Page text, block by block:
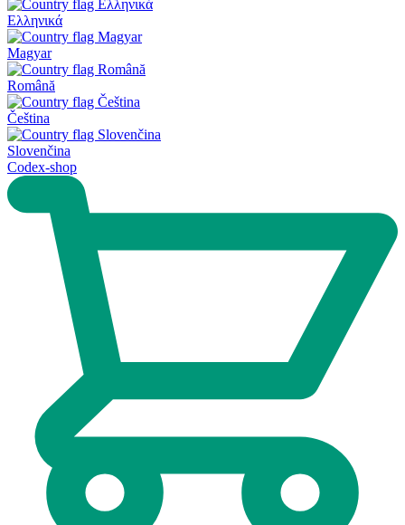
Ελληνικά
Magyar
Română
Čeština
Slovenčina
Codex-shop